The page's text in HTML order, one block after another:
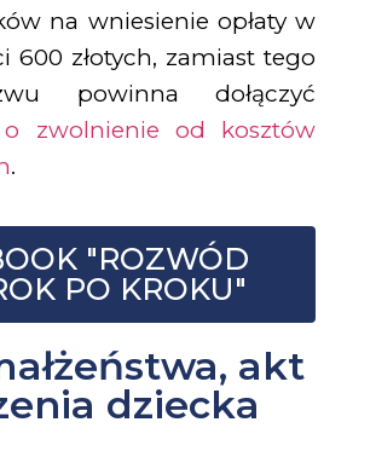
na wniesienie opłaty w
600 złotych, zamiast tego
powinna dołączyć
zwolnienie od kosztów
.
"ROZWÓD
PO KROKU"
akt
dziecka